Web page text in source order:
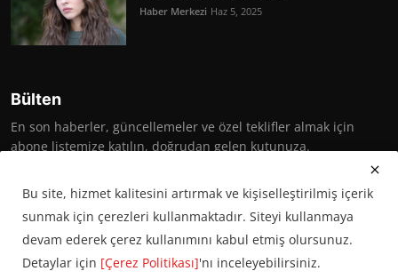
Haber Merkezi Haz 5, 2025
Bülten
En son haberler, güncellemeler ve özel teklifler almak için
abone listemize katılın, doğrudan gelen kutunuza.
Abone Ol
Bu site, hizmet kalitesini artırmak ve kişiselleştirilmiş içerik
sunmak için çerezleri kullanmaktadır. Siteyi kullanmaya
devam ederek çerez kullanımını kabul etmiş olursunuz.
Detaylar için [Çerez Politikası]'nı inceleyebilirsiniz.